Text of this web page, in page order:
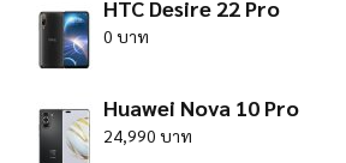
HTC Desire 22 Pro
0 บาท
Huawei Nova 10 Pro
24,990 บาท